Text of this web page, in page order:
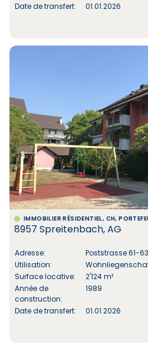
Date de transfert: 01.01.2026
IMMOBILIER RÉSIDENTIEL, CH,
8957 Spreitenbach, AG
Adresse:
Poststrasse 61-63
Utilisation:
Surface locative:
2'124 m²
Année de
construction:
1989
Date de transfert: 01.01.2026